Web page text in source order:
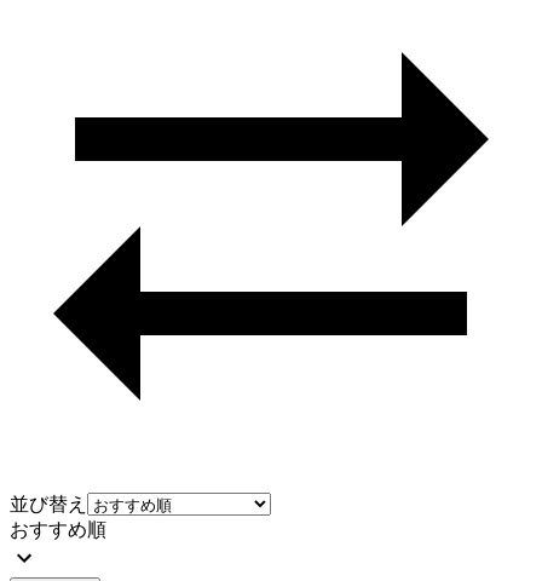
並び替え
おすすめ順